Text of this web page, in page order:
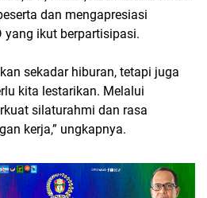
dan mengapresiasi
yang ikut berpartisipasi.
sekadar hiburan, tetapi juga
kita lestarikan. Melalui
silaturahmi dan rasa
kerja,” ungkapnya.